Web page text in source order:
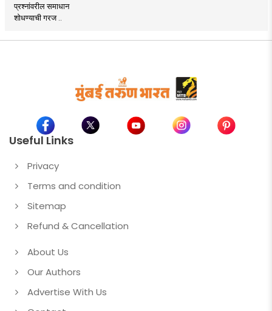
प्रश्नांवरील समाधान
शोधण्याची गरज ..
Useful Links
Privacy
Terms and condition
Sitemap
Refund & Cancellation
About Us
Our Authors
Advertise With Us